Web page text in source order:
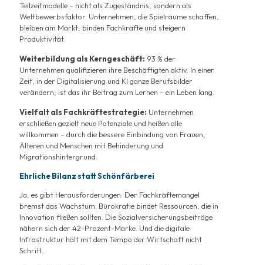
Teilzeitmodelle – nicht als Zugeständnis, sondern als
Wettbewerbsfaktor. Unternehmen, die Spielräume schaffen,
bleiben am Markt, binden Fachkräfte und steigern
Produktivität.
Weiterbildung als Kerngeschäft: 93 % der
Unternehmen qualifizieren ihre Beschäftigten aktiv. In einer
Zeit, in der Digitalisierung und KI ganze Berufsbilder
verändern, ist das ihr Beitrag zum Lernen – ein Leben lang.
Vielfalt als Fachkräftestrategie: Unternehmen
erschließen gezielt neue Potenziale und heißen alle
willkommen – durch die bessere Einbindung von Frauen,
Älteren und Menschen mit Behinderung und
Migrationshintergrund.
Ehrliche Bilanz statt Schönfärberei
Ja, es gibt Herausforderungen. Der Fachkräftemangel
bremst das Wachstum. Bürokratie bindet Ressourcen, die in
Innovation fließen sollten. Die Sozialversicherungsbeiträge
nähern sich der 42-Prozent-Marke. Und die digitale
Infrastruktur hält mit dem Tempo der Wirtschaft nicht
Schritt.